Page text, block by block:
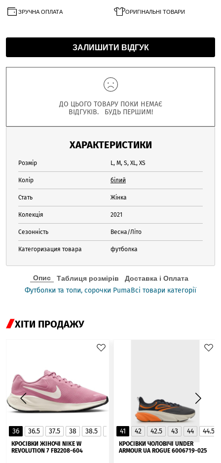
ЗРУЧНА ОПЛАТА ОРИГІНАЛЬНІ ТОВАРИ
ЗАЛИШИТИ ВІДГУК
ДО ЦЬОГО ТОВАРУ ПОКИ НЕМАЄ
ВІДГУКІВ. БУДЬ ПЕРШИМ!
ХАРАКТЕРИСТИКИ
Розмір L, M, S, XL, XS
Колір білий
Стать Жінка
Колекція 2021
Сезонність Весна/Літо
Категоризация товара футболка
Опис Таблиця розмірів Доставка і Оплата
Футболки та топи, сорочки PumaВсі товари категорії
ХІТИ ПРОДАЖУ
36 36.5 37.5 38 38.5 40 40.5
41
▲
КРОСІВКИ ЖІНОЧІ NIKE W
REVOLUTION 7 FB2208-604
41 42 42.5 43 44 44.5
КРОСІВКИ ЧОЛОВІЧІ UNDER
ARMOUR UA ROGUE 6006719-025